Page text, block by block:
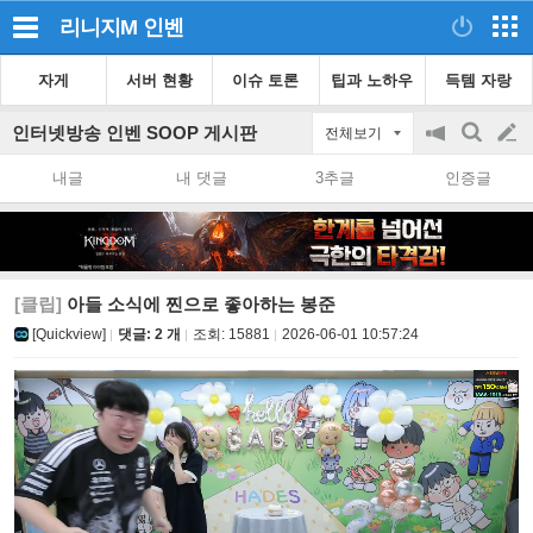
리니지M 인벤
자게 서버 현황 이슈 토론 팁과 노하우 득템 자랑
인터넷방송 인벤 SOOP 게시판 전체보기
공
on/off
검
색
글
쓰
내글 내 댓글 3추글 인증글
[클립] 아들 소식에 찐으로 좋아하는 봉준
[Quickview] 댓글: 2 개 조회: 15881 2026-06-01 10:57:24